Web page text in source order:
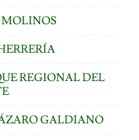
REGIONAL DEL
GALDIANO